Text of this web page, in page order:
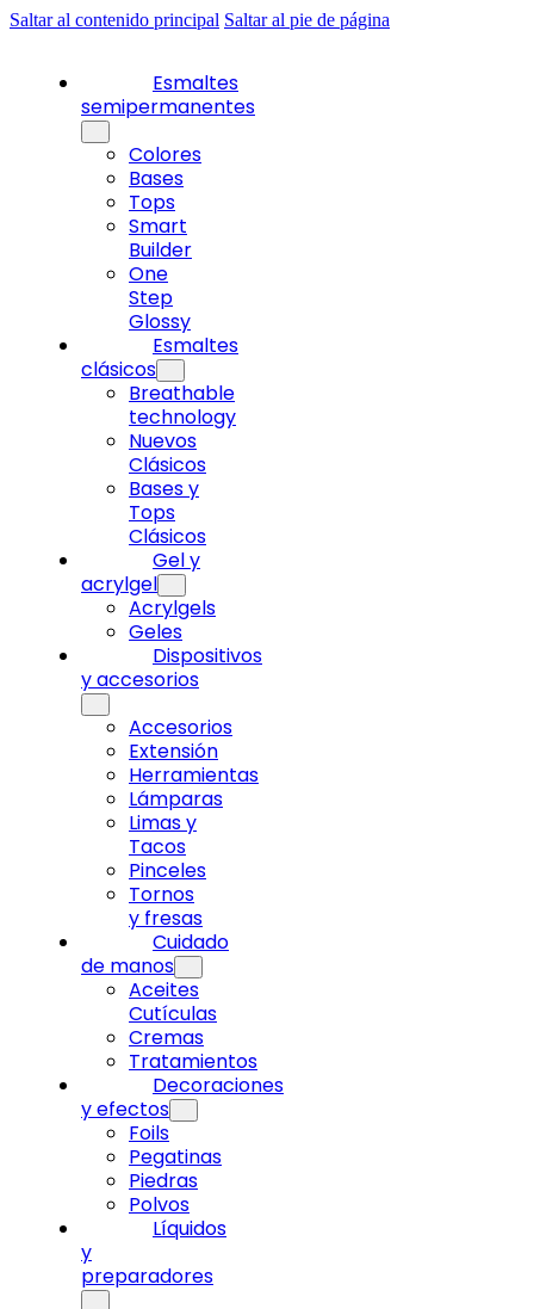
Saltar al contenido principal Saltar al pie de página
Esmaltes
semipermanentes
Colores
Bases
Tops
Smart
Builder
One
Step
Glossy
Esmaltes
clásicos
Breathable
technology
Nuevos
Clásicos
Bases y
Tops
Clásicos
Gel y
acrylgel
Acrylgels
Geles
Dispositivos
y accesorios
Accesorios
Extensión
Herramientas
Lámparas
Limas y
Tacos
Pinceles
Tornos
y fresas
Cuidado
de manos
Aceites
Cutículas
Cremas
Tratamientos
Decoraciones
y efectos
Foils
Pegatinas
Piedras
Polvos
Líquidos
y
preparadores